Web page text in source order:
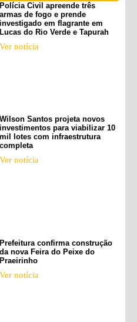
Polícia Civil apreende três
armas de fogo e prende
investigado em flagrante em
Lucas do Rio Verde e Tapurah
Ver notícia
Wilson Santos projeta novos
investimentos para viabilizar 10
mil lotes com infraestrutura
completa
Ver notícia
Prefeitura confirma construção
da nova Feira do Peixe do
Praeirinho
Ver notícia